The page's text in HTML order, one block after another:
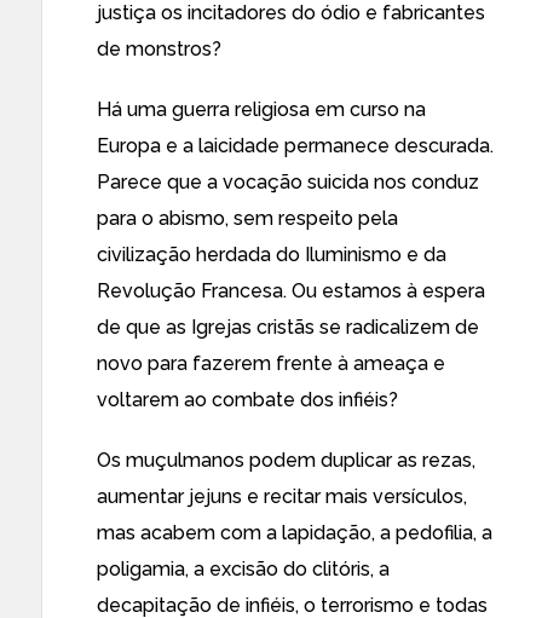
justiça os incitadores do ódio e fabricantes
de monstros?
Há uma guerra religiosa em curso na
Europa e a laicidade permanece descurada.
Parece que a vocação suicida nos conduz
para o abismo, sem respeito pela
civilização herdada do Iluminismo e da
Revolução Francesa. Ou estamos à espera
de que as Igrejas cristãs se radicalizem de
novo para fazerem frente à ameaça e
voltarem ao combate dos infiéis?
Os muçulmanos podem duplicar as rezas,
aumentar jejuns e recitar mais versículos,
mas acabem com a lapidação, a pedofilia, a
poligamia, a excisão do clitóris, a
decapitação de infiéis, o terrorismo e todas